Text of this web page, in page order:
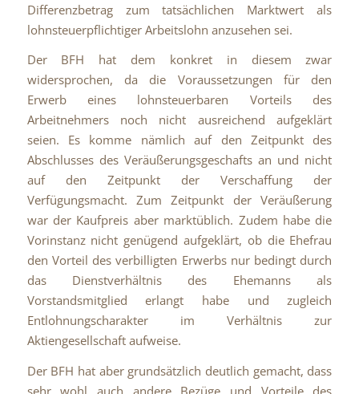
Differenzbetrag zum tatsächlichen Marktwert als
lohnsteuerpflichtiger Arbeitslohn anzusehen sei.
Der BFH hat dem konkret in diesem zwar
widersprochen, da die Voraussetzungen für den
Erwerb eines lohnsteuerbaren Vorteils des
Arbeitnehmers noch nicht ausreichend aufgeklärt
seien. Es komme nämlich auf den Zeitpunkt des
Abschlusses des Veräußerungsgeschafts an und nicht
auf den Zeitpunkt der Verschaffung der
Verfügungsmacht. Zum Zeitpunkt der Veräußerung
war der Kaufpreis aber marktüblich. Zudem habe die
Vorinstanz nicht genügend aufgeklärt, ob die Ehefrau
den Vorteil des verbilligten Erwerbs nur bedingt durch
das Dienstverhältnis des Ehemanns als
Vorstandsmitglied erlangt habe und zugleich
Entlohnungscharakter im Verhältnis zur
Aktiengesellschaft aufweise.
Der BFH hat aber grundsätzlich deutlich gemacht, dass